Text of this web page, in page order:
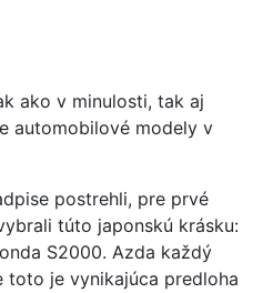
ako v minulosti, tak aj
automobilové modely v
postrehli, pre prvé
túto japonskú krásku:
S2000. Azda každý
toto je vynikajúca predloha